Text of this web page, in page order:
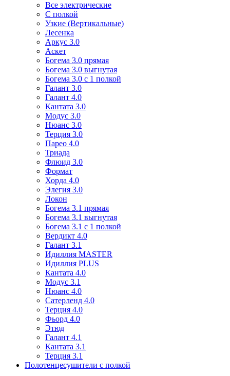
Все электрические
С полкой
Узкие (Вертикальные)
Лесенка
Аркус 3.0
Аскет
Богема 3.0 прямая
Богема 3.0 выгнутая
Богема 3.0 с 1 полкой
Галант 3.0
Галант 4.0
Кантата 3.0
Модус 3.0
Нюанс 3.0
Терция 3.0
Парео 4.0
Триада
Флюид 3.0
Формат
Хорда 4.0
Элегия 3.0
Локон
Богема 3.1 прямая
Богема 3.1 выгнутая
Богема 3.1 с 1 полкой
Вердикт 4.0
Галант 3.1
Идиллия MASTER
Идиллия PLUS
Кантата 4.0
Модус 3.1
Нюанс 4.0
Сатерленд 4.0
Терция 4.0
Фьорд 4.0
Этюд
Галант 4.1
Кантата 3.1
Терция 3.1
Полотенцесушители с полкой